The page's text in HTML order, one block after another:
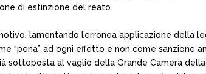
di estinzione del reato.
lamentando l’erronea applicazione della
“pena” ad ogni effetto e non come
sottoposta al vaglio della Grande Camera